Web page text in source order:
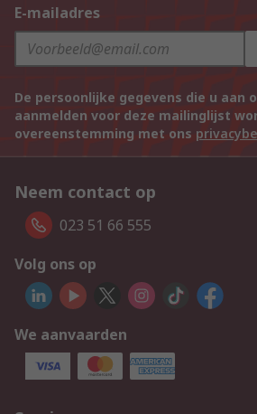
E-mailadres
De persoonlijke gegevens die u aan
aanmelden voor deze mailinglijst
overeenstemming met ons
Neem contact op
023 51 66 555
Volg ons op
We aanvaarden